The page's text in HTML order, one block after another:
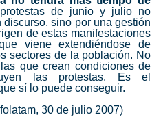
de junio y julio no
sino por una gestión
de estas manifestaciones
viene extendiéndose de
sectores de la población. No
que crean condiciones de
las protestas. Es el
sí lo puede conseguir.
30 de julio 2007)